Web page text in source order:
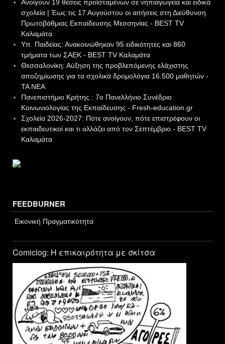
Ανοίγουν 19 θέσεις προϊσταμένων σε νηπιαγωγεία και ειδικά
σχολεία | Έως τις 17 Αυγούστου οι αιτήσεις στη Διεύθυνση
Πρωτοβάθμιας Εκπαίδευσης Μεσσηνίας - BEST TV
Καλαμάτα
Υπ. Παιδείας: Ανακοινώθηκαν 95 ειδικότητες και 860
τμήματα των ΣΑΕΚ - BEST TV Καλαμάτα
Θεσσαλονίκη: Αύξηση της προβλεπόμενης ελάχιστης
αποζημίωσης για τα σχολικά δρομολόγια 16.500 μαθητών -
ΤΑ ΝΕΑ
Πανεπιστήμιο Κρήτης : 7ο Πανελλήνιο Συνέδριο
Κοινωνιολογίας της Εκπαίδευσης - Fresh-education.gr
Σχολεία 2026-2027: Πότε ανοίγουν, πότε επιστρέφουν οι
εκπαιδευτικοί και τι αλλάζει από τον Σεπτέμβριο - BEST TV
Καλαμάτα
FEEDBURNER
Εικονική Πραγματικότητα
Comiclog: Η επικαιρότητα με σκίτσα